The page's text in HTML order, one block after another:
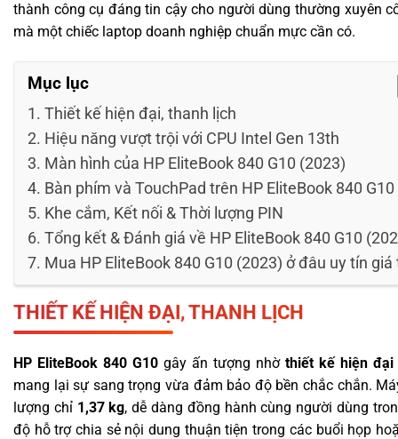
thành công cụ đáng tin cậy cho người dùng thường xuyên
mà một chiếc laptop doanh nghiệp chuẩn mực cần có.
Mục lục
Thiết kế hiện đại, thanh lịch
Hiệu năng vượt trội với CPU Intel Gen 13th
Màn hình của HP EliteBook 840 G10 (2023)
Bàn phím và TouchPad trên HP EliteBook 840 G10
Khe cắm, Kết nối & Thời lượng PIN
Tổng kết & Đánh giá về HP EliteBook 840 G10
Mua HP EliteBook 840 G10 (2023) ở đâu uy tín giá
THIẾT KẾ HIỆN ĐẠI, THANH LỊCH
HP EliteBook 840 G10 gây ấn tượng nhờ thiết kế hiện đại
mang lại sự sang trọng vừa đảm bảo độ bền chắc chắn.
lượng chỉ 1,37 kg, dễ dàng đồng hành cùng người dùng
độ hỗ trợ chia sẻ nội dung thuận tiện trong các buổi họp